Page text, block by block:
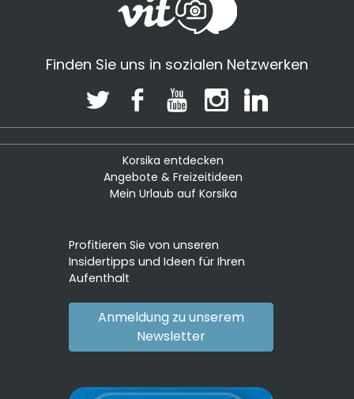
Finden Sie uns in sozialen Netzwerken
Korsika entdecken
Angebote & Freizeitideen
Mein Urlaub auf Korsika
Profitieren Sie von unseren
Insidertipps und Ideen für Ihren
Aufenthalt
Anmeldung zu unserem
Newsletter